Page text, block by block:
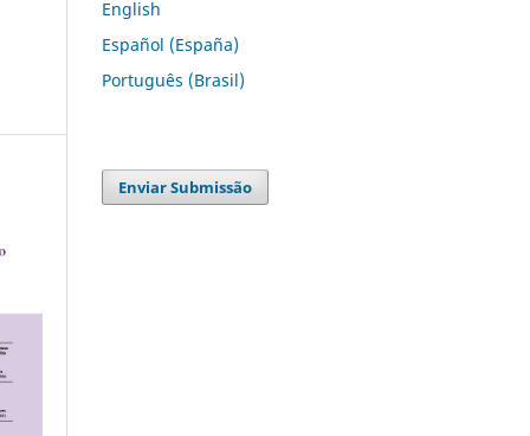
English
Español (España)
Português (Brasil)
Enviar Submissão